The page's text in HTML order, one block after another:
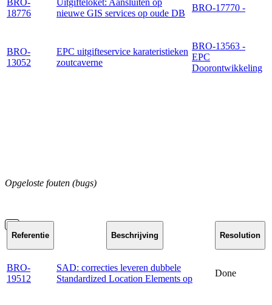
18776
nieuwe GIS services op oude DB
BRO-17770 -
BRO-
13052
EPC uitgifteservice karateristieken
zoutcaverne
BRO-13563 -
EPC
Doorontwikkeling
Opgeloste fouten (bugs)
Referentie Beschrijving Resolution
BRO-
19512
SAD: correcties leveren dubbele
Standardized Location Elements op
Done